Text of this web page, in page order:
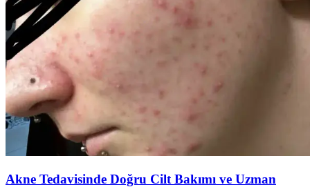
Akne Tedavisinde Doğru Cilt Bakımı ve Uzman